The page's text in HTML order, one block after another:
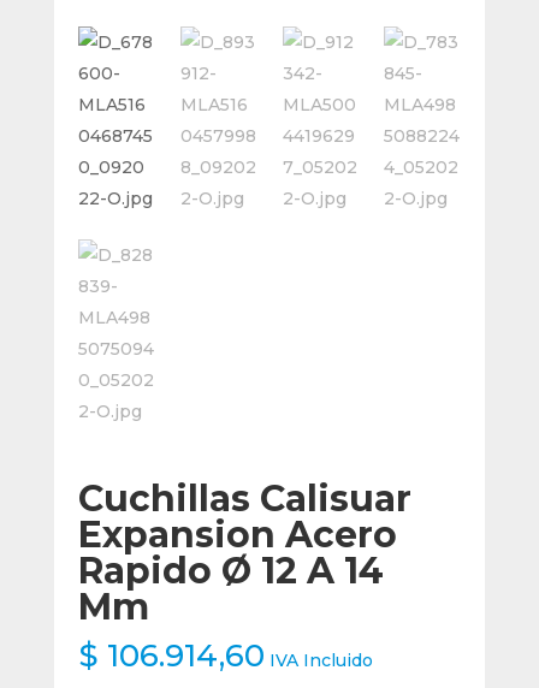
Cuchillas Calisuar
Expansion Acero
Rapido Ø 12 A 14
Mm
$ 106.914,60 IVA Incluido